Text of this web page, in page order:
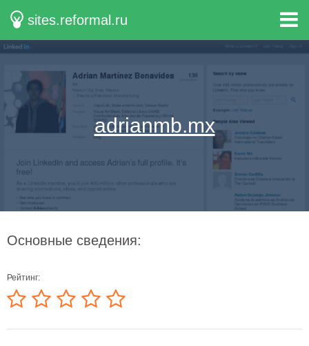
sites.reformal.ru
adrianmb.mx
Основные сведения:
Рейтинг: